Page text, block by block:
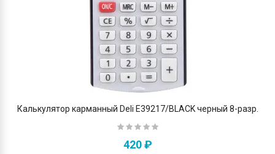
Калькулятор карманный Deli E39217/BLACK черный 8-разр.
420 ₽